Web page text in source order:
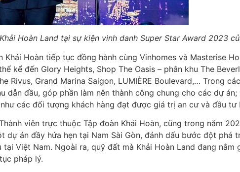
Hoàn Land tại sự kiện vinh danh Super Star Award 2023
Hoàn tiếp tục đồng hành cùng Vinhomes và Masterise
kể đến Glory Heights, Shop The Oasis – phân khu The
Rivus, Grand Marina Saigon, LUMIÈRE Boulevard,… Trong
dẫn đầu, góp phần làm nên thành công chung cho các dự
các đối tượng khách hàng đạt được giá trị an cư và đầu tư
viên trực thuộc Tập đoàn Khải Hoàn, cũng trong năm
án đầy hứa hẹn tại Nam Sài Gòn, đánh dấu bước đột phá
Việt Nam. Ngoài ra, quỹ đất mà Khải Hoàn Land đang nắm
pháp lý.